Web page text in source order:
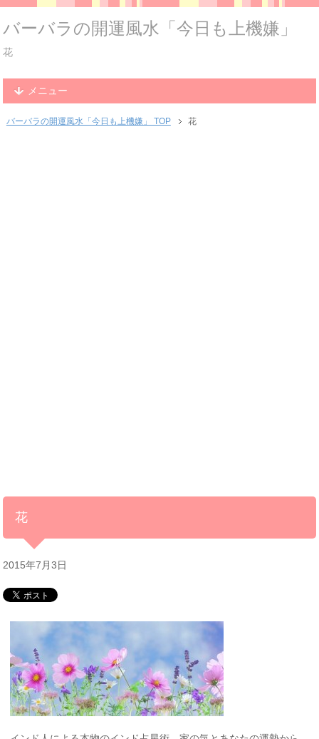
バーバラの開運風水「今日も上機嫌」
花
メニュー
バーバラの開運風水「今日も上機嫌」 TOP 花
花
2015年7月3日